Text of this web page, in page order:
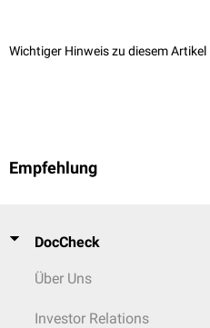
Wichtiger Hinweis zu diesem Artikel
Empfehlung
DocCheck
Über Uns
Investor Relations